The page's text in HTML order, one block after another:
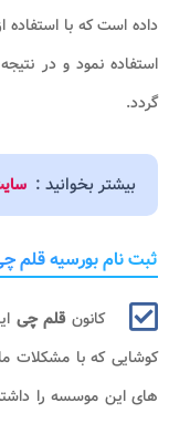
داده است که با
استفاده نمود و در
گردد.
بیشتر بخوانید :
ثبت نام بورسیه قلم چی
کانونقلم چی
کوشایی که با مشکلات
های این موسسه را